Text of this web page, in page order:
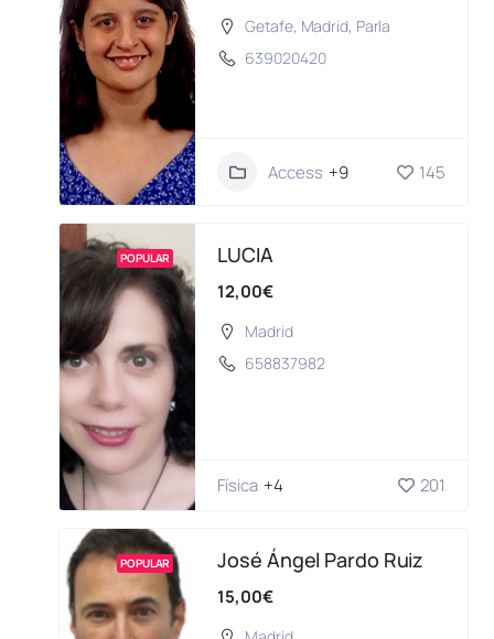
Getafe, Madrid, Parla
639020420
Access +9 145
POPULAR LUCIA
12,00€
Madrid
658837982
Física +4 201
POPULAR José Ángel Pardo Ruiz
15,00€